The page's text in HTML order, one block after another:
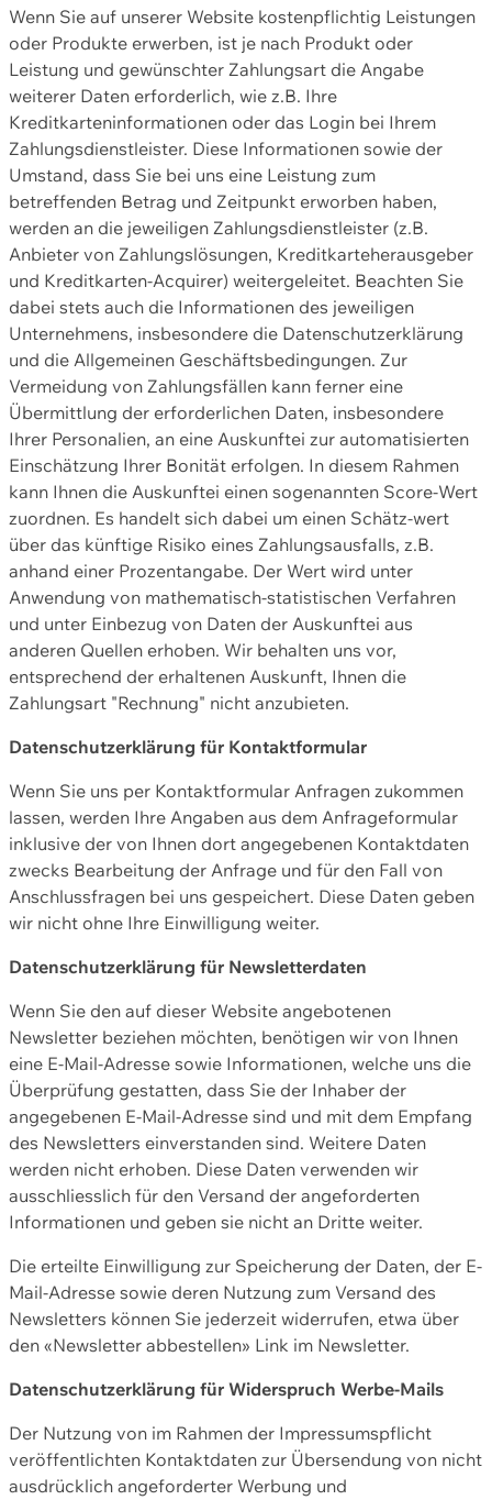
Wenn Sie auf unserer Website kostenpflichtig Leistungen
oder Produkte erwerben, ist je nach Produkt oder
Leistung und gewünschter Zahlungsart die Angabe
weiterer Daten erforderlich, wie z.B. Ihre
Kreditkarteninformationen oder das Login bei Ihrem
Zahlungsdienstleister. Diese Informationen sowie der
Umstand, dass Sie bei uns eine Leistung zum
betreffenden Betrag und Zeitpunkt erworben haben,
werden an die jeweiligen Zahlungsdienstleister (z.B.
Anbieter von Zahlungslösungen, Kreditkarteherausgeber
und Kreditkarten-Acquirer) weitergeleitet. Beachten Sie
dabei stets auch die Informationen des jeweiligen
Unternehmens, insbesondere die Datenschutzerklärung
und die Allgemeinen Geschäftsbedingungen. Zur
Vermeidung von Zahlungsfällen kann ferner eine
Übermittlung der erforderlichen Daten, insbesondere
Ihrer Personalien, an eine Auskunftei zur automatisierten
Einschätzung Ihrer Bonität erfolgen. In diesem Rahmen
kann Ihnen die Auskunftei einen sogenannten Score-Wert
zuordnen. Es handelt sich dabei um einen Schätz-wert
über das künftige Risiko eines Zahlungsausfalls, z.B.
anhand einer Prozentangabe. Der Wert wird unter
Anwendung von mathematisch-statistischen Verfahren
und unter Einbezug von Daten der Auskunftei aus
anderen Quellen erhoben. Wir behalten uns vor,
entsprechend der erhaltenen Auskunft, Ihnen die
Zahlungsart "Rechnung" nicht anzubieten.
Datenschutzerklärung für Kontaktformular
Wenn Sie uns per Kontaktformular Anfragen zukommen
lassen, werden Ihre Angaben aus dem Anfrageformular
inklusive der von Ihnen dort angegebenen Kontaktdaten
zwecks Bearbeitung der Anfrage und für den Fall von
Anschlussfragen bei uns gespeichert. Diese Daten geben
wir nicht ohne Ihre Einwilligung weiter.
Datenschutzerklärung für Newsletterdaten
Wenn Sie den auf dieser Website angebotenen
Newsletter beziehen möchten, benötigen wir von Ihnen
eine E-Mail-Adresse sowie Informationen, welche uns die
Überprüfung gestatten, dass Sie der Inhaber der
angegebenen E-Mail-Adresse sind und mit dem Empfang
des Newsletters einverstanden sind. Weitere Daten
werden nicht erhoben. Diese Daten verwenden wir
ausschliesslich für den Versand der angeforderten
Informationen und geben sie nicht an Dritte weiter.
Die erteilte Einwilligung zur Speicherung der Daten, der E-
Mail-Adresse sowie deren Nutzung zum Versand des
Newsletters können Sie jederzeit widerrufen, etwa über
den «Newsletter abbestellen» Link im Newsletter.
Datenschutzerklärung für Widerspruch Werbe-Mails
Der Nutzung von im Rahmen der Impressumspflicht
veröffentlichten Kontaktdaten zur Übersendung von nicht
ausdrücklich angeforderter Werbung und